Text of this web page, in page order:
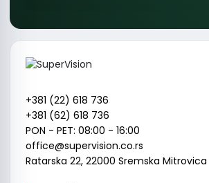
+381 (22) 618 736
+381 (62) 618 736
PON - PET: 08:00 - 16:00
office@supervision.co.rs
Ratarska 22, 22000 Sremska Mitrovica